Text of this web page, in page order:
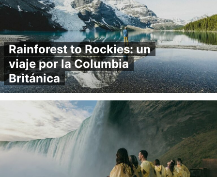
Rainforest to Rockies: un
viaje por la Columbia
Británica